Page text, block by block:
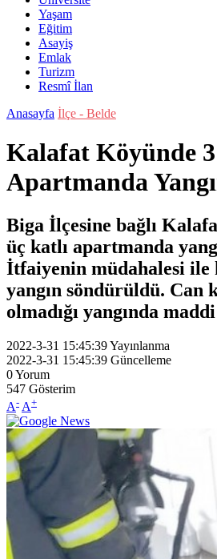
Yaşam
Eğitim
Asayiş
Emlak
Turizm
Resmî İlan
Anasayfa İlçe - Belde
Kalafat Köyünde
Apartmanda
Biga İlçesine bağlı
üç katlı apartmanda
İtfaiyenin müdahalesi ile
yangın söndürüldü. Can
olmadığı yangında
2022-3-31 15:45:39Yayınlanma
2022-3-31 15:45:39 Güncelleme
0Yorum
547 Gösterim
A- A+